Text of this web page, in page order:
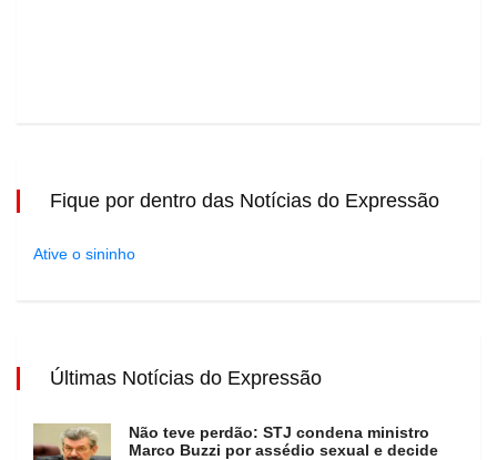
Fique por dentro das Notícias do Expressão
Ative o sininho
Últimas Notícias do Expressão
Não teve perdão: STJ condena ministro
Marco Buzzi por assédio sexual e decide